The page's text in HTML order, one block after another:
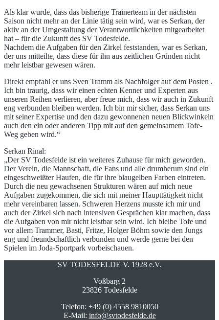
Als klar wurde, dass das bisherige Trainerteam in der nächsten
Saison nicht mehr an der Linie tätig sein wird, war es Serkan, der
aktiv an der Umgestaltung der Verantwortlichkeiten mitgearbeitet
hat – für die Zukunft des SV Todesfelde.
Nachdem die Aufgaben für den Zirkel feststanden, war es Serkan,
der uns mitteilte, dass diese für ihn aus zeitlichen Gründen nicht
mehr leistbar gewesen wären.
Direkt empfahl er uns Sven Tramm als Nachfolger auf dem Posten .
Ich bin traurig, dass wir einen echten Kenner und Experten aus
unseren Reihen verlieren, aber freue mich, dass wir auch in Zukunft
eng verbunden bleiben werden. Ich bin mir sicher, dass Serkan uns
mit seiner Expertise und den dazu gewonnenen neuen Blickwinkeln
auch den ein oder anderen Tipp mit auf den gemeinsamem Tofe-
Weg geben wird.“
Serkan Rinal:
„Der SV Todesfelde ist ein weiteres Zuhause für mich geworden.
Der Verein, die Mannschaft, die Fans und alle drumherum sind ein
eingeschweißter Haufen, die für ihre blaugelben Farben eintreten.
Durch die neu gewachsenen Strukturen wären auf mich neue
Aufgaben zugekommen, die sich mit meiner Haupttätigkeit nicht
mehr vereinbaren lassen. Schweren Herzens musste ich mir und
auch der Zirkel sich nach intensiven Gesprächen klar machen, dass
die Aufgaben von mir nicht leistbar sein wird. Ich bleibe Tofe und
vor allem Trammer, Basti, Fritze, Holger Böhm sowie den Jungs
eng und freundschaftlich verbunden und werde gerne bei den
Spielen im Joda-Sportpark vorbeischauen.
SV TODESFELDE V. 1928 e.V.
Voßbarg 2
23826 Todesfelde
Telefon: +49 (0) 4558 9810050
E-Mail: info@svtodesfelde.de